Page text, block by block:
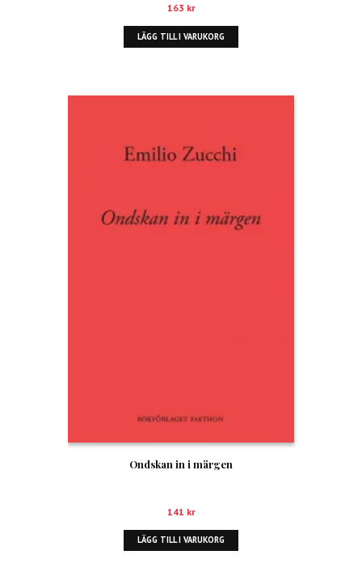
163 kr
LÄGG TILL I VARUKORG
Ondskan in i märgen
141 kr
LÄGG TILL I VARUKORG